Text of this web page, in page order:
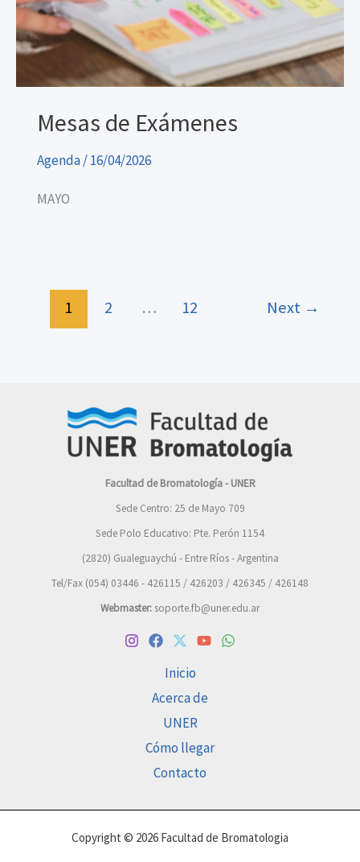
Mesas de Exámenes
Agenda/16/04/2026
MAYO
1 2 … 12 Next →
Facultad de Bromatología - UNER
Sede Centro: 25 de Mayo 709
Sede Polo Educativo: Pte. Perón 1154
(2820) Gualeguaychú - Entre Ríos - Argentina
Tel/Fax (054) 03446 - 426115 / 426203 / 426345 / 426148
Webmaster: soporte.fb@uner.edu.ar
Inicio
Acerca de
UNER
Cómo llegar
Contacto
Copyright © 2026 Facultad de Bromatologia